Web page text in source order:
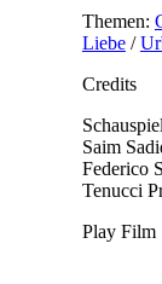
Themen:
Liebe/
Credits
Schauspiel
Saim
Federico
Tenucci
Play Film